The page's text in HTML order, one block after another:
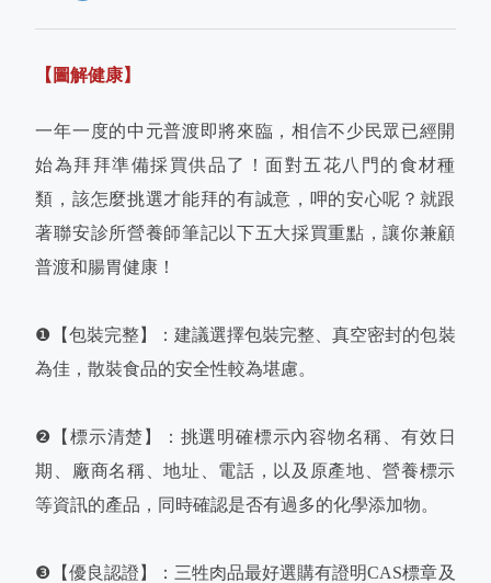
【圖解健康】
一年一度的中元普渡即將來臨，相信不少民眾已經開
始為拜拜準備採買供品了！面對五花八門的食材種
類，該怎麼挑選才能拜的有誠意，呷的安心呢？就跟
著聯安診所營養師筆記以下五大採買重點，讓你兼顧
普渡和腸胃健康！
❶【包裝完整】：建議選擇包裝完整、真空密封的包裝
為佳，散裝食品的安全性較為堪慮。
❷【標示清楚】：挑選明確標示內容物名稱、有效日
期、廠商名稱、地址、電話，以及原產地、營養標示
等資訊的產品，同時確認是否有過多的化學添加物。
❸【優良認證】：三牲肉品最好選購有證明CAS標章及